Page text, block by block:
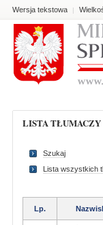
Wersja tekstowa |
LISTA
Szukaj
Lista wszystkich
Lp.